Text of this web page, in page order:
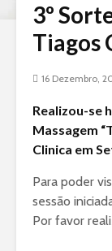
3º
Tiagos
16 Dezembro,
Realizou-se
Massagem
Clinica em
Para poder
sessão
Por favor